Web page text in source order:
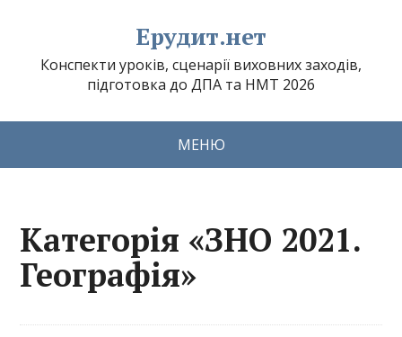
Ерудит.нет
Конспекти уроків, сценарії виховних заходів,
підготовка до ДПА та НМТ 2026
МЕНЮ
Категорія «ЗНО 2021.
Географія»